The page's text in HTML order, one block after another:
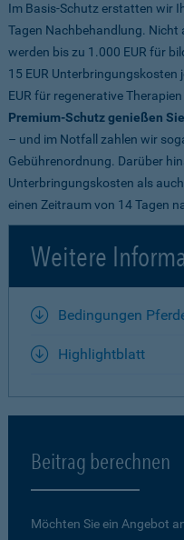
Im Basis-Schutz erstatten wir
Tagen Nachbehandlung. Nicht
werden bis zu 1.000 EUR für
15 EUR Unterbringungskosten
EUR für regenerative
Premium-Schutz genießen
– und im Notfall zahlen wir
Gebührenordnung. Darüber
Unterbringungskosten als
einen Zeitraum von 14 Tagen
Weitere
Bedingungen
Highlightblatt
Beitrag berechnen
Möchten Sie ein Angebot